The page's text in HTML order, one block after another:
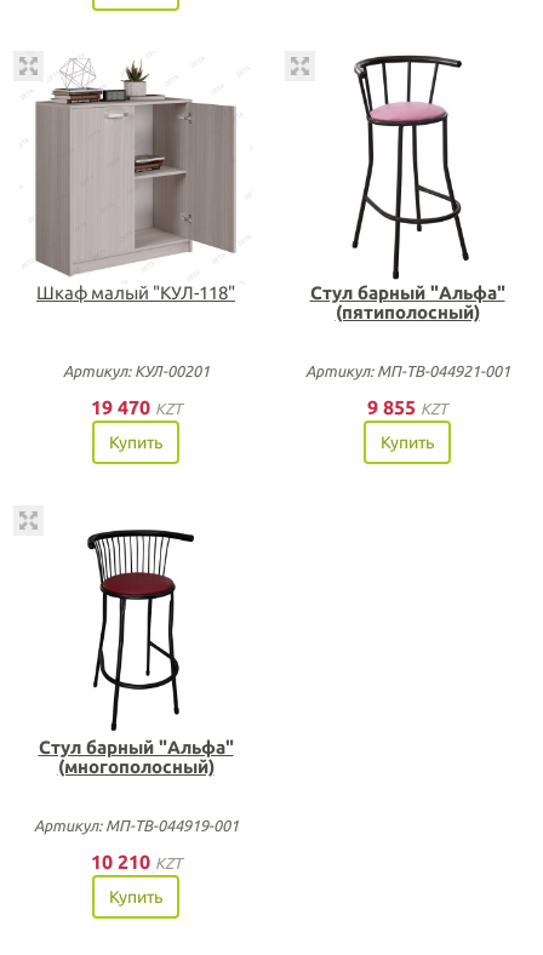
Шкаф малый "КУЛ-118"
Артикул: КУЛ-00201
19 470 KZT
Купить
Стул барный "Альфа"
(пятиполосный)
Артикул: МП-ТВ-044921-001
9 855 KZT
Купить
Стул барный "Альфа"
(многополосный)
Артикул: МП-ТВ-044919-001
10 210 KZT
Купить